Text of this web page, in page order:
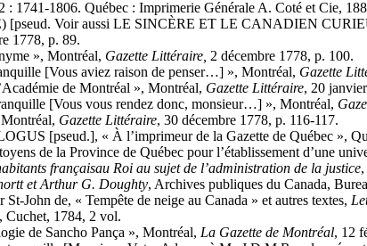
: 1741-1806. Québec : Imprimerie Générale A. Coté et Cie,
Voir aussi LE SINCÈRE ET LE CANADIEN
1778, p. 89.
», Montréal, Gazette Littéraire, 2 décembre 1778, p. 100.
[Vous aviez raison de penser…] », Montréal, Gazette
de Montréal », Montréal, Gazette Littéraire, 20
[Vous vous rendez donc, monsieur…] », Montréal,
Gazette Littéraire, 30 décembre 1778, p. 116-117.
[pseud.], « À l’imprimeur de la Gazette de Québec »,
de la Province de Québec pour l’établissement d’une
françaisau Roi au sujet de l’administration de la justice,
et Arthur G. Doughty, Archives publiques du Canada,
John de, « Tempête de neige au Canada » et autres textes,
Cuchet, 1784, 2 vol.
de Sancho Pança », Montréal, La Gazette de Montréal, 12